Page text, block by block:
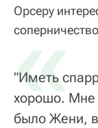
Орсеру
«
"Иметь
хорошо. Мне
было Жени,